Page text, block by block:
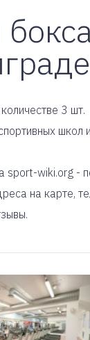
3 шт.
школ
sport-wiki.org -
на карте,